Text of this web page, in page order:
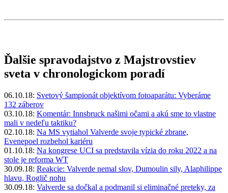
Ďalšie spravodajstvo z Majstrovstiev
sveta v chronologickom poradí
06.10.18: Svetový šampionát objektívom fotoaparátu: Vyberáme
132 záberov
03.10.18: Komentár: Innsbruck našimi očami a akú sme to vlastne
mali v nedeľu taktiku?
02.10.18: Na MS vytiahol Valverde svoje typické zbrane,
Evenepoel rozbehol kariéru
01.10.18: Na kongrese UCI sa predstavila vízia do roku 2022 a na
stole je reforma WT
30.09.18: Reakcie: Valverde nemal slov, Dumoulin sily, Alaphilippe
hlavu, Roglič nohu
30.09.18: Valverde sa dočkal a podmanil si eliminačné preteky, za